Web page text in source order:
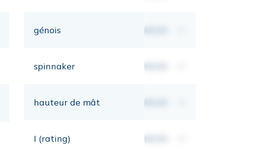
génois 00,00
spinnaker 00,00
hauteur de mât 00,00
I (rating) 00,00